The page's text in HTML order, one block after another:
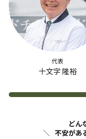
代表
十文字 隆裕
どん
不安があ